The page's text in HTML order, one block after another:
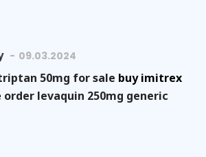
09.03.2024
50mg for sale buy imitrex
order levaquin 250mg generic